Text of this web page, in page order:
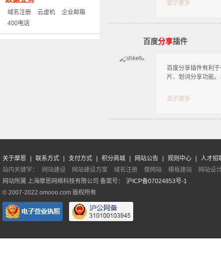
域名注册 云虚机
企业邮箱
400电话
显示更多
百度分享插件
百度分享插件有利
片、划词分享功能
显示更多
关于摩恩 联系方式 支付方式 积分商城 网站公告 规则中心
人才招
站内关键字：
网站建设 网站建设方案 域名注册 做网站 模板建站
网站设
网站所属 上海摩恩网络科技有限公司 备案号：
沪ICP备07024853号-1
© 2007-2022 omooo.com 版权所有